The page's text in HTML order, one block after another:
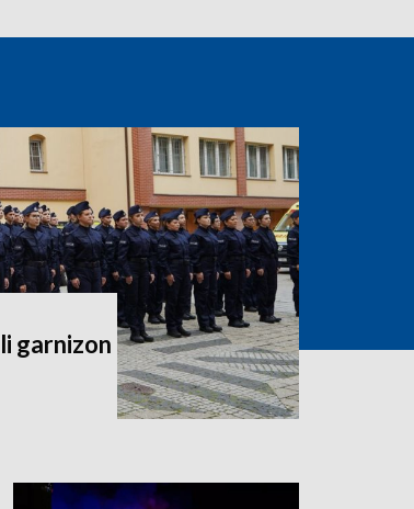
garnizon